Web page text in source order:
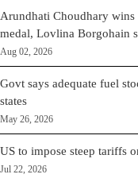
Arundhati Choudhary wins
medal, Lovlina Borgohain
Aug 02, 2026
Govt says adequate fuel
states
May 26, 2026
US to impose steep tariffs
Jul 22, 2026